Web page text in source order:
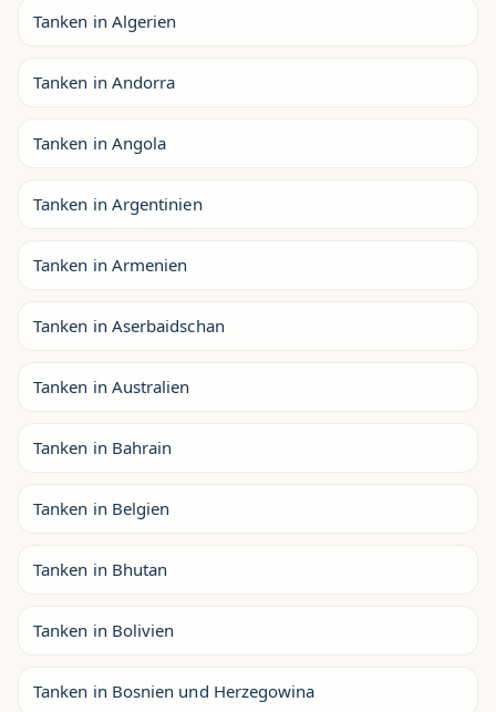
Tanken in Algerien
Tanken in Andorra
Tanken in Angola
Tanken in Argentinien
Tanken in Armenien
Tanken in Aserbaidschan
Tanken in Australien
Tanken in Bahrain
Tanken in Belgien
Tanken in Bhutan
Tanken in Bolivien
Tanken in Bosnien und Herzegowina